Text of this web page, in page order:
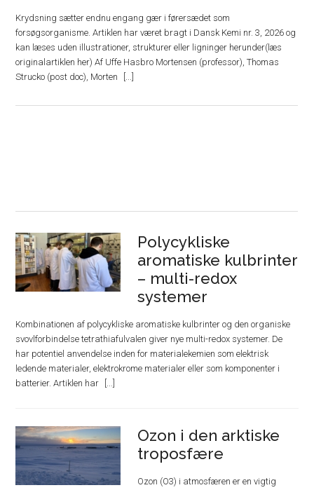
Krydsning sætter endnu engang gær i førersædet som
forsøgsorganisme. Artiklen har været bragt i Dansk Kemi nr. 3, 2026 og
kan læses uden illustrationer, strukturer eller ligninger herunder(læs
originalartiklen her) Af Uffe Hasbro Mortensen (professor), Thomas
Strucko (post doc), Morten
Polycykliske
aromatiske kulbrinter
– multi-redox
systemer
Kombinationen af polycykliske aromatiske kulbrinter og den organiske
svovlforbindelse tetrathiafulvalen giver nye multi-redox systemer. De
har potentiel anvendelse inden for materialekemien som elektrisk
ledende materialer, elektrokrome materialer eller som komponenter i
batterier. Artiklen har
Ozon i den arktiske
troposfære
Ozon (O3) i atmosfæren er en vigtig